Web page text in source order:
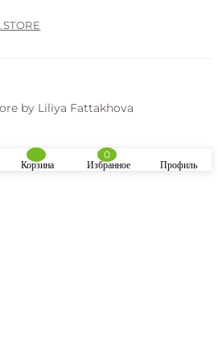
by Liliya Fattakhova
Корзина
0
Избранное Профиль